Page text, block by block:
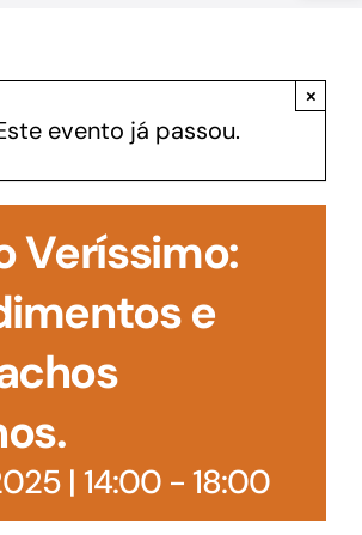
evento já passou.
×
Veríssimo:
e
| 14:00- 18:00